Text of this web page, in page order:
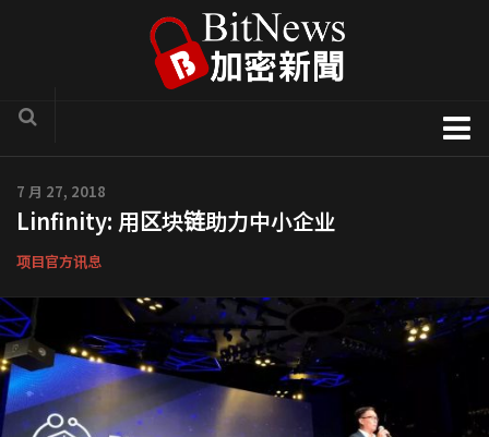
区块链技术专栏
项目官方讯息
COTI
Solve.Care
币种介绍
ICO评析
7 月 27, 2018
Linfinity: 用区块链助力中小企业
项目官方讯息